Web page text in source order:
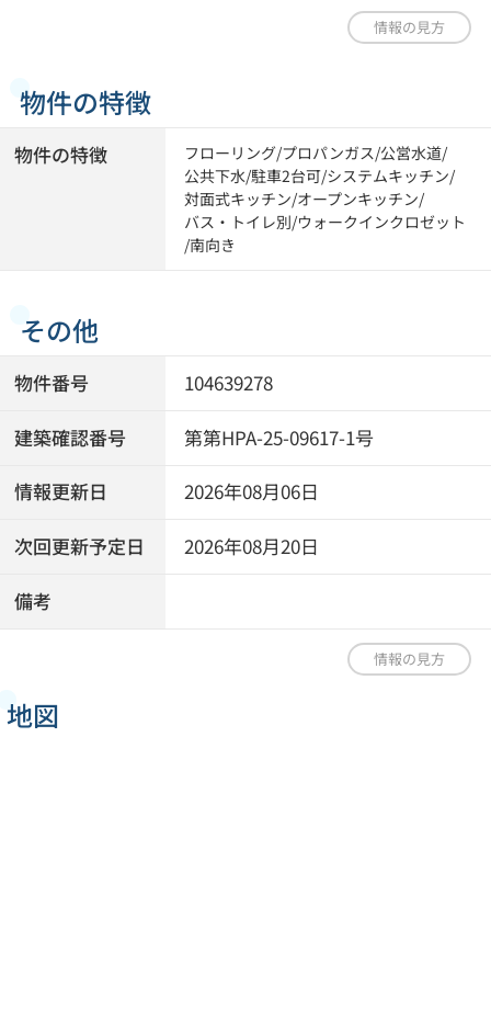
情報の見方
物件の特徴
物件の特徴 フローリング/プロパンガス/公営水道/
公共下水/駐車2台可/システムキッチン/
対面式キッチン/オープンキッチン/
バス・トイレ別/ウォークインクロゼット
/南向き
その他
物件番号 104639278
建築確認番号 第第HPA-25-09617-1号
情報更新日 2026年08月06日
次回更新予定日 2026年08月20日
備考
情報の見方
地図